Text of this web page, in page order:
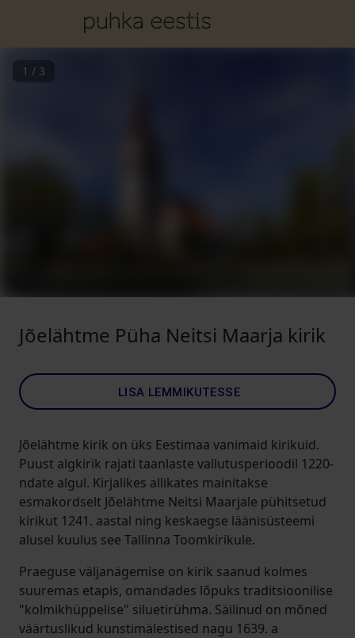
1 / 3
Jõelähtme Püha Neitsi Maarja kirik
LISA LEMMIKUTESSE
Jõelähtme kirik on üks Eestimaa vanimaid kirikuid.
Puust algkirik rajati taanlaste vallutusperioodil 1220-
ndate algul. Kirjalikes allikates mainitakse
esmakordselt Jõelähtme Neitsi Maarjale pühitsetud
kirikut 1241. aastal ning keskaegse läänisüsteemi
alusel kuulus see Tallinna Toomkirikule.
Praeguse väljanägemise on kirik saanud kolmes
suuremas etapis, omandades lõpuks traditsioonilise
"kolmikhüppelise" siluetirühma. Säilinud on mõned
väärtuslikud kunstimälestised nagu 1639. a